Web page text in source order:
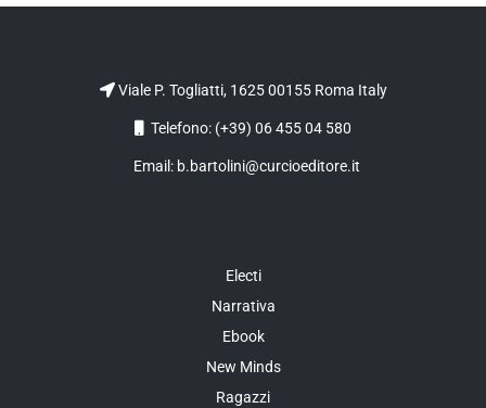
Viale P. Togliatti, 1625 00155 Roma Italy
Telefono: (+39) 06 455 04 580
Email: b.bartolini@curcioeditore.it
Electi
Narrativa
Ebook
New Minds
Ragazzi